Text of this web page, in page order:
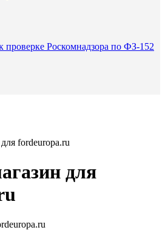
проверке Роскомнадзора по ФЗ-152
fordeuropa.ru
для